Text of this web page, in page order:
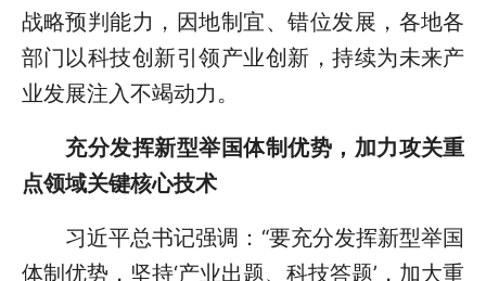
战略预判能力，因地制宜、错位发展，各地各
部门以科技创新引领产业创新，持续为未来产
业发展注入不竭动力。
充分发挥新型举国体制优势，加力攻关重
点领域关键核心技术
习近平总书记强调：“要充分发挥新型举国
体制优势，坚持‘产业出题、科技答题’，加大重